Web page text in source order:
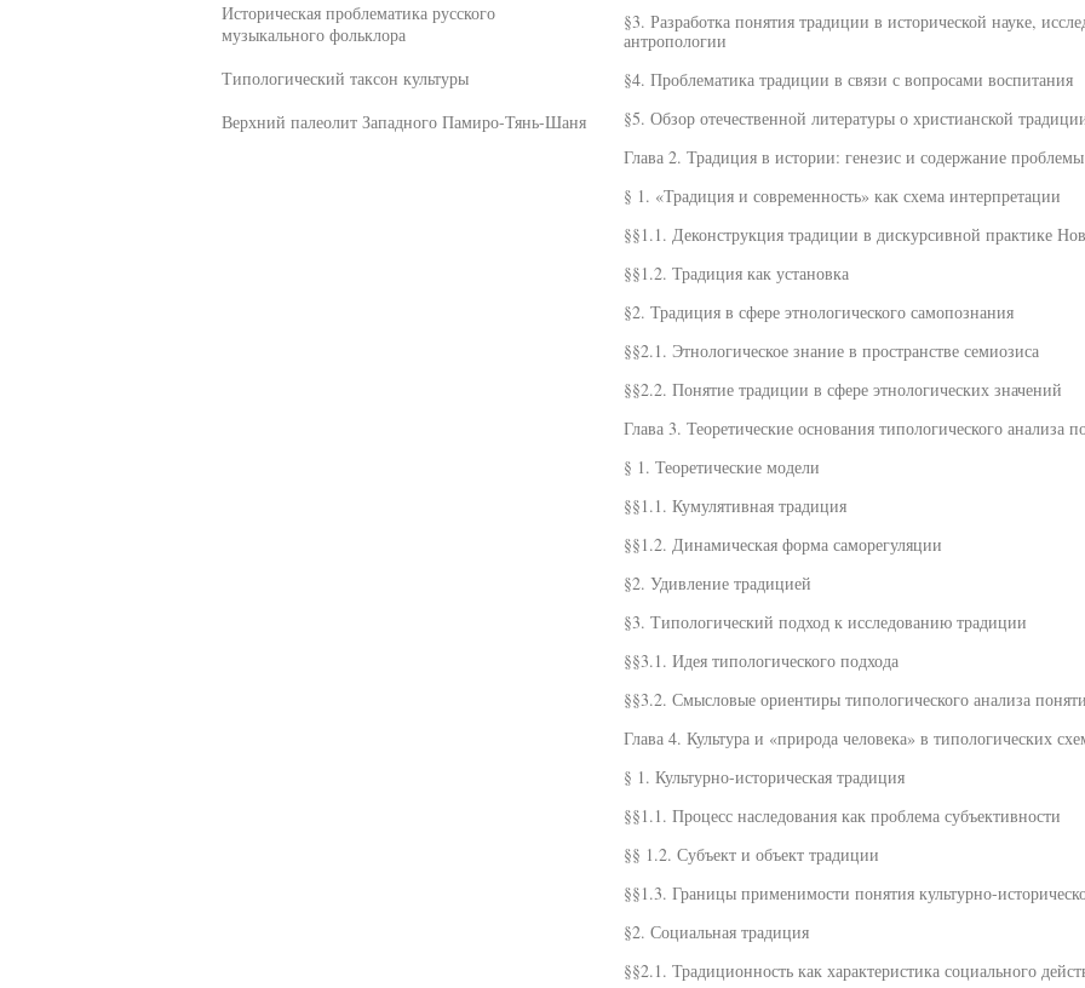
§3. Разработка понятия традиции в исторической науке,
антропологии
§4. Проблематика традиции в связи с вопросами воспитания
§5. Обзор отечественной литературы о христианской
Глава 2. Традиция в истории: генезис и содержание проблемы
§ 1. «Традиция и современность» как схема интерпретации
§§1.1. Деконструкция традиции в дискурсивной практике
§§1.2. Традиция как установка
§2. Традиция в сфере этнологического самопознания
§§2.1. Этнологическое знание в пространстве семиозиса
§§2.2. Понятие традиции в сфере этнологических значений
Глава 3. Теоретические основания типологического анализа
§ 1. Теоретические модели
§§1.1. Кумулятивная традиция
§§1.2. Динамическая форма саморегуляции
§2. Удивление традицией
§3. Типологический подход к исследованию традиции
§§3.1. Идея типологического подхода
§§3.2. Смысловые ориентиры типологического анализа
Глава 4. Культура и «природа человека» в типологических
§ 1. Культурно-историческая традиция
§§1.1. Процесс наследования как проблема субъективности
§§ 1.2. Субъект и объект традиции
§§1.3. Границы применимости понятия культурно-
§2. Социальная традиция
§§2.1. Традиционность как характеристика социального
Историческая проблематика русского
музыкального фольклора
Типологический таксон культуры
Верхний палеолит Западного Памиро-Тянь-Шаня